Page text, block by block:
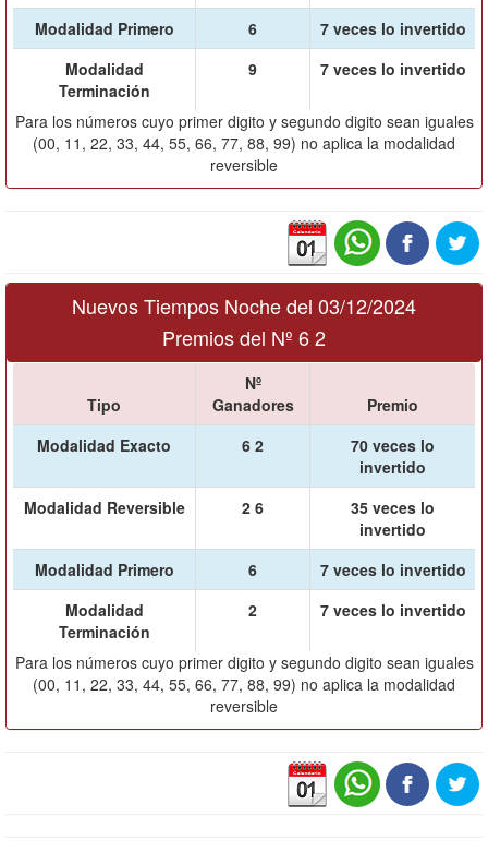
Modalidad Primero
6
7 veces lo invertido
Modalidad
Terminación
9 7 veces lo invertido
Para los números cuyo primer digito y segundo digito sean iguales
(00, 11, 22, 33, 44, 55, 66, 77, 88, 99) no aplica la modalidad
reversible
Nuevos Tiempos Noche del 03/12/2024
Premios del Nº 6 2
Tipo
Nº
Ganadores
Premio
Modalidad Exacto
6 2
70 veces lo
invertido
Modalidad Reversible
2 6
35 veces lo
invertido
Modalidad Primero
6
7 veces lo invertido
Modalidad
Terminación
2 7 veces lo invertido
Para los números cuyo primer digito y segundo digito sean iguales
(00, 11, 22, 33, 44, 55, 66, 77, 88, 99) no aplica la modalidad
reversible